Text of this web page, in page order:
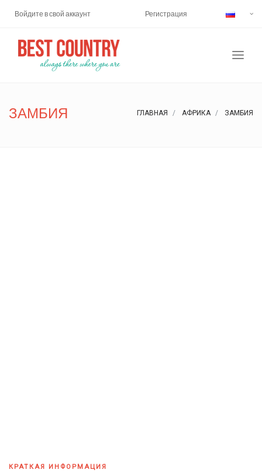
Войдите в свой аккаунт Регистрация
ЗАМБИЯ ГЛАВНАЯ АФРИКА ЗАМБИЯ
КРАТКАЯ ИНФОРМАЦИЯ